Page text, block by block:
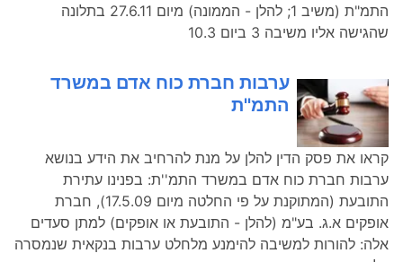
התמ"ת (משיב 1; להלן - הממונה) מיום 27.6.11 בתלונה
שהגישה אליו משיבה 3 ביום 10.3
ערבות חברת כוח אדם במשרד
התמ''ת
קראו את פסק הדין להלן על מנת להרחיב את הידע בנושא
ערבות חברת כוח אדם במשרד התמ''ת: בפנינו עתירת
התובעת (המתוקנת על פי החלטה מיום 17.5.09), חברת
אופקים א.ג. בע"מ (להלן - התובעת או אופקים) למתן סעדים
אלה: להורות למשיבה להימנע מלחלט ערבות בנקאית שנמסרה